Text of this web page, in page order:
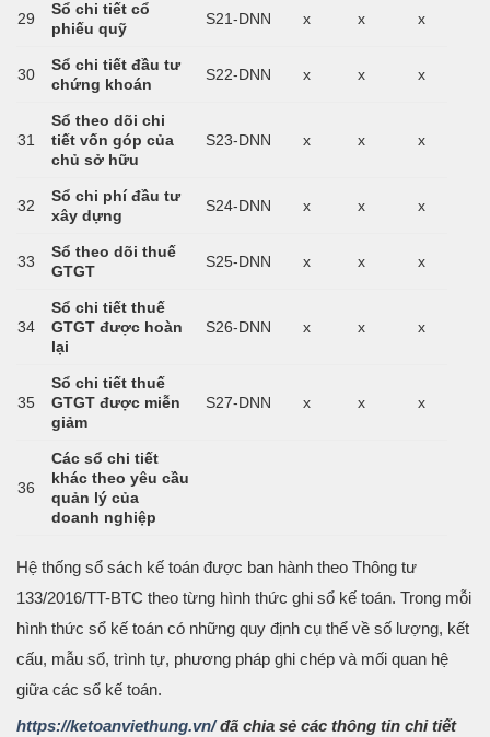
29
Sổ chi tiết cổ
phiếu quỹ
S21-DNN x x x
30
Sổ chi tiết đầu tư
chứng khoán
S22-DNN x x x
31
Sổ theo dõi chi
tiết vốn góp của
chủ sở hữu
S23-DNN x x x
32
Sổ chi phí đầu tư
xây dựng
S24-DNN x x x
33
Sổ theo dõi thuế
GTGT
S25-DNN x x x
34
Sổ chi tiết thuế
GTGT được hoàn
lại
S26-DNN x x x
35
Sổ chi tiết thuế
GTGT được miễn
giảm
S27-DNN x x x
36
Các sổ chi tiết
khác theo yêu cầu
quản lý của
doanh nghiệp
Hệ thống sổ sách kế toán được ban hành theo Thông tư
133/2016/TT-BTC theo từng hình thức ghi sổ kế toán. Trong mỗi
hình thức sổ kế toán có những quy định cụ thể về số lượng, kết
cấu, mẫu sổ, trình tự, phương pháp ghi chép và mối quan hệ
giữa các sổ kế toán.
https://ketoanviethung.vn/đã chia sẻ các thông tin chi tiết